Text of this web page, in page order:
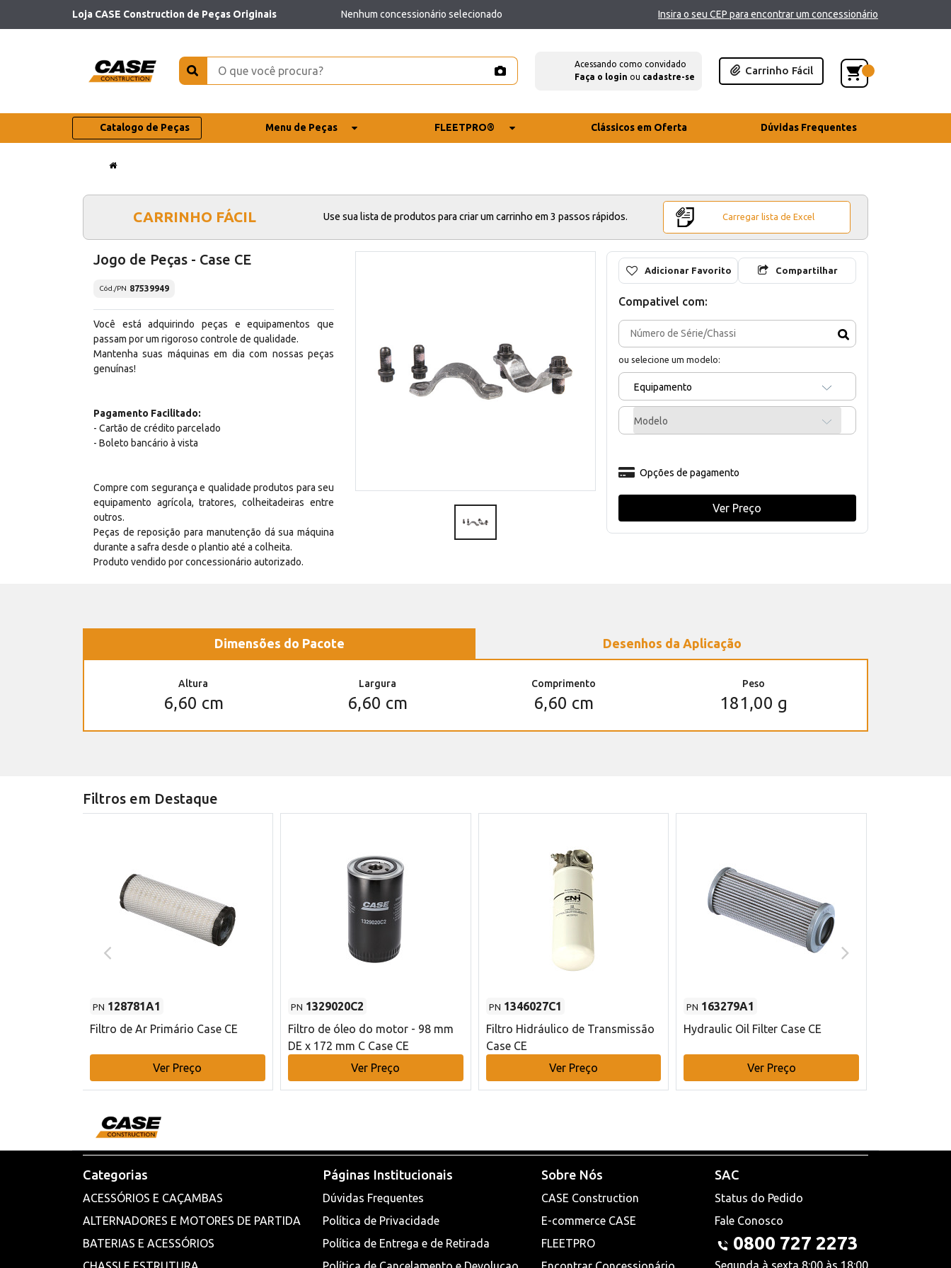
Loja CASE Construction de Peças Originais Nenhum concessionário selecionado Insira o seu CEP para encontrar um concessionário
Acessando como convidado
Faça o login ou cadastre-se
Carrinho Fácil
Catalogo de Peças Menu de Peças FLEETPRO® Clássicos em Oferta Dúvidas Frequentes
CARRINHO FÁCIL Use sua lista de produtos para criar um carrinho em 3 passos rápidos. Carregar lista de Excel
Jogo de Peças - Case CE
Cód./PN 87539949
Você está adquirindo peças e equipamentos que
passam por um rigoroso controle de qualidade.
Mantenha suas máquinas em dia com nossas peças
genuínas!
Pagamento Facilitado:
- Cartão de crédito parcelado
- Boleto bancário à vista
Compre com segurança e qualidade produtos para seu
equipamento agrícola, tratores, colheitadeiras entre
outros.
Peças de reposição para manutenção dá sua máquina
durante a safra desde o plantio até a colheita.
Produto vendido por concessionário autorizado.
Adicionar Favorito Compartilhar
Compativel com:
ou selecione um modelo:
Equipamento
Modelo
Opções de pagamento
Ver Preço
Dimensões do Pacote Desenhos da Aplicação
Altura
6,60 cm
Largura
6,60 cm
Comprimento
6,60 cm
Peso
181,00 g
Filtros em Destaque
PN 128781A1
Filtro de Ar Primário Case CE
Ver Preço
PN 1329020C2
Filtro de óleo do motor - 98 mm
DE x 172 mm C Case CE
Ver Preço
PN 1346027C1
Filtro Hidráulico de Transmissão
Case CE
Ver Preço
PN 163279A1
Hydraulic Oil Filter Case CE
Ver Preço
Categorias
ACESSÓRIOS E CAÇAMBAS
ALTERNADORES E MOTORES DE PARTIDA
BATERIAS E ACESSÓRIOS
Páginas Institucionais
Dúvidas Frequentes
Política de Privacidade
Política de Entrega e de Retirada
Sobre Nós
CASE Construction
E-commerce CASE
FLEETPRO
SAC
Status do Pedido
Fale Conosco
0800 727 2273
Segunda à sexta 8:00 às 18:00